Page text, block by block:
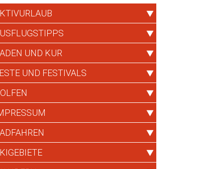
UND KUR
UND FESTIVALS